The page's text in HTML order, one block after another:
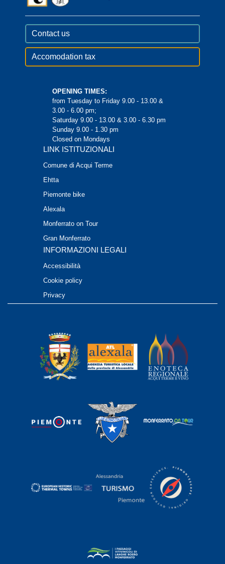
Contact us
Accomodation tax
OPENING TIMES:
from Tuesday to Friday 9.00 - 13.00 &
3.00 - 6.00 pm;
Saturday 9.00 - 13.00 & 3.00 - 6.30 pm
Sunday 9.00 - 1.30 pm
Closed on Mondays
LINK ISTITUZIONALI
Comune di Acqui Terme
Ehtta
Piemonte bike
Alexala
Monferrato on Tour
Gran Monferrato
INFORMAZIONI LEGALI
Accessibilità
Cookie policy
Privacy